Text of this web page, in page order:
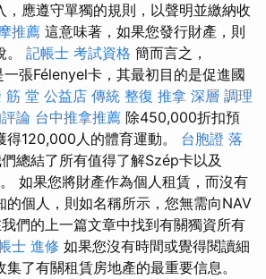
，應遵守單獨的規則，以聲明並繳納收
推薦 這意味著，如果您發行財產，則
。 記帳士 考試資格 簡而言之，
張Félenyel卡，其最初目的是促進國
筋 堂 公益店 傳統 整復 推拿 深層 調理
論 台中推拿推薦 除450,000折扣預
得120,000人的體育運動。 台胞證 落
總結了所有值得了解Szép卡以及
如果您將財產作為個人租賃，而沒有
的個人，則如名稱所示，您無需向NAV
們的上一篇文章中找到有關獨資所有
士 進修 如果您沒有時間或覺得閱讀細
了有關租賃房地產的最重要信息。